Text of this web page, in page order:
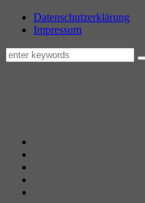
Datenschutzerklärung
Impressum